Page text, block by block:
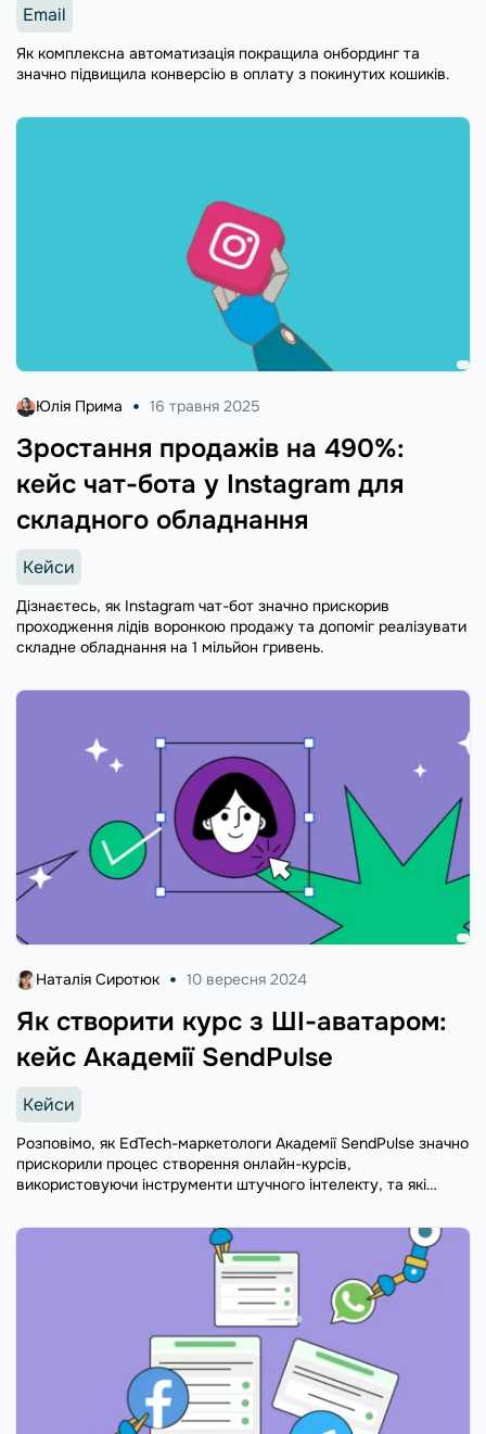
Email
Як комплексна автоматизація покращила онбординг та
значно підвищила конверсію в оплату з покинутих кошиків.
Зростання продажів на 490%:
кейс чат-бота у Instagram для
складного обладнання
Юлія Прима 16 травня 2025
Кейси
Дізнаєтесь, як Instagram чат-бот значно прискорив
проходження лідів воронкою продажу та допоміг реалізувати
складне обладнання на 1 мільйон гривень.
Як створити курс з ШІ-аватаром:
кейс Академії SendPulse
Наталія Сиротюк 10 вересня 2024
Кейси
Pозповімо, як EdTech-маркетологи Академії SendPulse значно
прискорили процес створення онлайн-курсів,
використовуючи інструменти штучного інтелекту, та які